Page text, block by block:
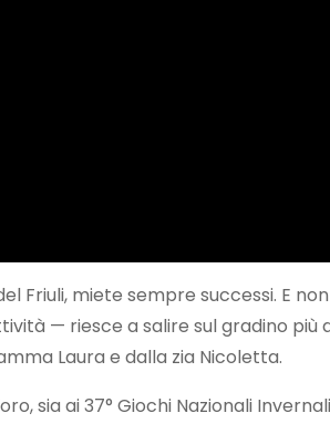
Friuli, miete sempre successi. E
— riesce a salire sul gradino più
Laura e dalla zia Nicoletta.
sia ai 37° Giochi Nazionali